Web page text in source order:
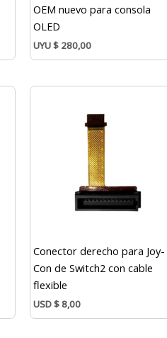
OEM nuevo para consola
OLED
UYU$ 280,00
Conector derecho para Joy-
Con de Switch2 con cable
flexible
USD$8,00